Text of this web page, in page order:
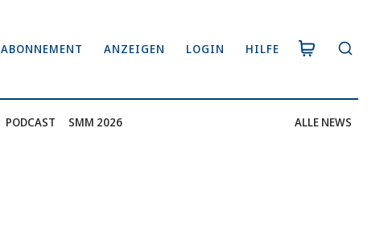
ABONNEMENT ANZEIGEN LOGIN HILFE
PODCAST SMM 2026 ALLE NEWS